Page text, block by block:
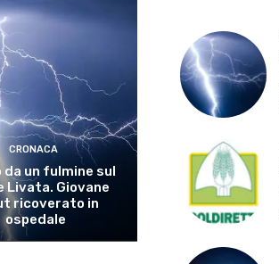
CRONACA
da un fulmine sul
Livata. Giovane
ricoverato in
ospedale